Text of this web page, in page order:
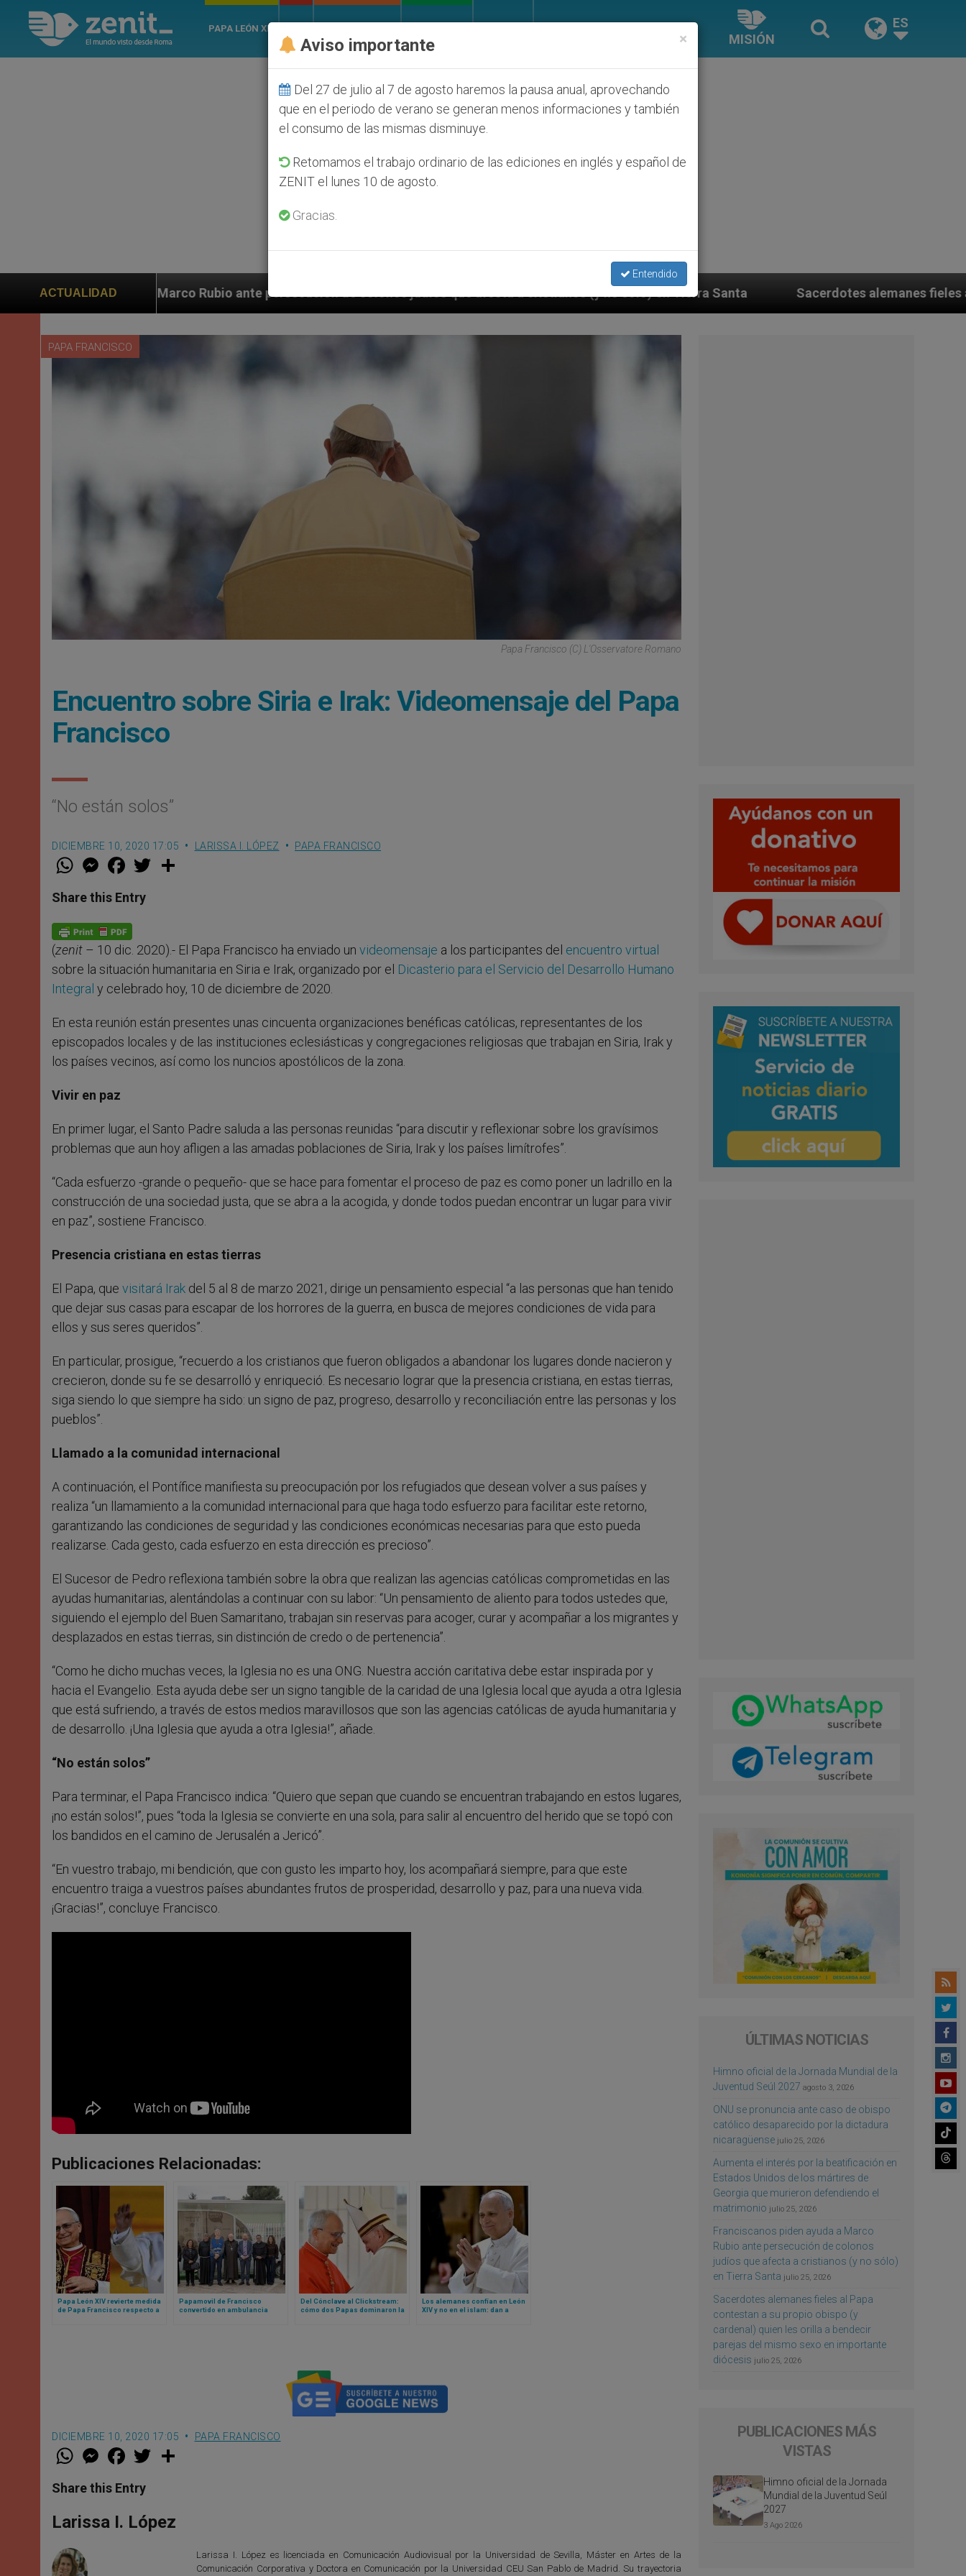
PAPA LEÓN XIV
MISIÓN
ES
ACTUALIDAD
Rubio ante persecución de colonos judíos que afecta a cristianos (y no sólo) en Tierra Santa Sacerdotes alemanes fieles al Papa contestan a su
PAPA FRANCISCO
Papa Francisco (C) L'Osservatore Romano
Encuentro sobre Siria e Irak: Videomensaje del Papa
Francisco
“No están solos”
DICIEMBRE 10, 2020 17:05 LARISSA I. LÓPEZ PAPA FRANCISCO
W
t
s
p
p
M
e
s
e
g
e
r
F
a
e
b
o
k
w
Share this Entry
(zenit – 10 dic. 2020).- El Papa Francisco ha enviado un videomensaje a los participantes del encuentro virtual
sobre la situación humanitaria en Siria e Irak, organizado por el Dicasterio para el Servicio del Desarrollo Humano
Integral y celebrado hoy, 10 de diciembre de 2020.
En esta reunión están presentes unas cincuenta organizaciones benéficas católicas, representantes de los
episcopados locales y de las instituciones eclesiásticas y congregaciones religiosas que trabajan en Siria, Irak y
los países vecinos, así como los nuncios apostólicos de la zona.
Vivir en paz
En primer lugar, el Santo Padre saluda a las personas reunidas “para discutir y reflexionar sobre los gravísimos
problemas que aun hoy afligen a las amadas poblaciones de Siria, Irak y los países limítrofes”.
“Cada esfuerzo -grande o pequeño- que se hace para fomentar el proceso de paz es como poner un ladrillo en la
construcción de una sociedad justa, que se abra a la acogida, y donde todos puedan encontrar un lugar para vivir
en paz”, sostiene Francisco.
Presencia cristiana en estas tierras
El Papa, que visitará Irak del 5 al 8 de marzo 2021, dirige un pensamiento especial “a las personas que han tenido
que dejar sus casas para escapar de los horrores de la guerra, en busca de mejores condiciones de vida para
ellos y sus seres queridos”.
En particular, prosigue, “recuerdo a los cristianos que fueron obligados a abandonar los lugares donde nacieron y
crecieron, donde su fe se desarrolló y enriqueció. Es necesario lograr que la presencia cristiana, en estas tierras,
siga siendo lo que siempre ha sido: un signo de paz, progreso, desarrollo y reconciliación entre las personas y los
pueblos”.
Llamado a la comunidad internacional
A continuación, el Pontífice manifiesta su preocupación por los refugiados que desean volver a sus países y
realiza “un llamamiento a la comunidad internacional para que haga todo esfuerzo para facilitar este retorno,
garantizando las condiciones de seguridad y las condiciones económicas necesarias para que esto pueda
realizarse. Cada gesto, cada esfuerzo en esta dirección es precioso”.
El Sucesor de Pedro reflexiona también sobre la obra que realizan las agencias católicas comprometidas en las
ayudas humanitarias, alentándolas a continuar con su labor: “Un pensamiento de aliento para todos ustedes que,
siguiendo el ejemplo del Buen Samaritano, trabajan sin reservas para acoger, curar y acompañar a los migrantes y
desplazados en estas tierras, sin distinción de credo o de pertenencia”.
“Como he dicho muchas veces, la Iglesia no es una ONG. Nuestra acción caritativa debe estar inspirada por y
hacia el Evangelio. Esta ayuda debe ser un signo tangible de la caridad de una Iglesia local que ayuda a otra Iglesia
que está sufriendo, a través de estos medios maravillosos que son las agencias católicas de ayuda humanitaria y
de desarrollo. ¡Una Iglesia que ayuda a otra Iglesia!”, añade.
“No están solos”
Para terminar, el Papa Francisco indica: “Quiero que sepan que cuando se encuentran trabajando en estos lugares,
¡no están solos!”, pues “toda la Iglesia se convierte en una sola, para salir al encuentro del herido que se topó con
los bandidos en el camino de Jerusalén a Jericó”.
“En vuestro trabajo, mi bendición, que con gusto les imparto hoy, los acompañará siempre, para que este
encuentro traiga a vuestros países abundantes frutos de prosperidad, desarrollo y paz, para una nueva vida.
¡Gracias!”, concluye Francisco.
Publicaciones Relacionadas:
Papa León XIV revierte medida
de Papa Francisco respecto a
Papamovil de Francisco
convertido en ambulancia
Del Cónclave al Clickstream:
cómo dos Papas dominaron la
Los alemanes confían en León
XIV y no en el islam: dan a
DICIEMBRE 10, 2020 17:05 PAPA FRANCISCO
W
t
s
p
p
M
e
s
e
g
e
F
a
e
b
o
k
w
r
Share this Entry
Larissa I. López
Larissa I. López es licenciada en Comunicación Audiovisual por la Universidad de Sevilla, Máster en Artes de la
Comunicación Corporativa y Doctora en Comunicación por la Universidad CEU San Pablo de Madrid. Su trayectoria
ÚLTIMAS NOTICIAS
Himno oficial de la Jornada Mundial de la
Juventud Seúl 2027 agosto 3, 2026
ONU se pronuncia ante caso de obispo
católico desaparecido por la dictadura
nicaragüense julio 25, 2026
Aumenta el interés por la beatificación en
Estados Unidos de los mártires de
Georgia que murieron defendiendo el
matrimonio julio 25, 2026
Franciscanos piden ayuda a Marco
Rubio ante persecución de colonos
judíos que afecta a cristianos (y no sólo)
en Tierra Santa julio 25, 2026
Sacerdotes alemanes fieles al Papa
contestan a su propio obispo (y
cardenal) quien les orilla a bendecir
parejas del mismo sexo en importante
diócesis julio 25, 2026
PUBLICACIONES MÁS
VISTAS
Himno oficial de la Jornada
Mundial de la Juventud Seúl
2027
3 Ago 2026
×
Aviso importante
Del 27 de julio al 7 de agosto haremos la pausa anual, aprovechando
que en el periodo de verano se generan menos informaciones y también
el consumo de las mismas disminuye.
Retomamos el trabajo ordinario de las ediciones en inglés y español de
ZENIT el lunes 10 de agosto.
Gracias.
Entendido